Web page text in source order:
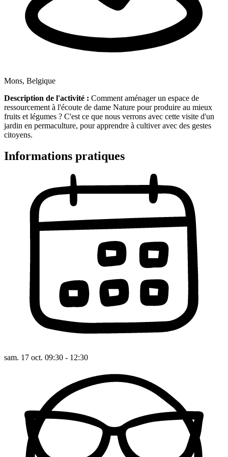
Mons, Belgique
Description de l'activité : Comment aménager un espace de
ressourcement à l'écoute de dame Nature pour produire au mieux
fruits et légumes ? C'est ce que nous verrons avec cette visite d'un
jardin en permaculture, pour apprendre à cultiver avec des gestes
citoyens.
Informations pratiques
sam. 17 oct. 09:30 - 12:30